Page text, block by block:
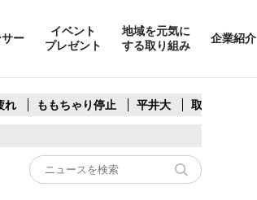
ー
イベント
プレゼント
地域を元気に
する取り組み
企業紹介
れ ももちゃり停止 平井大 取水制限